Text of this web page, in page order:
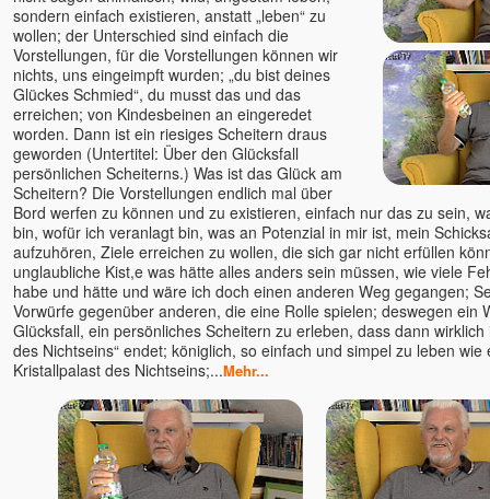
Rick Linchitz †
Robert Adams
Roland und Ludmilla /
Erleuchtungs-Kongresse
Romen Banerjee
Romeo Kovcin
Roland Engert
Ronny
Ruth Parama
Ryofu Pussel
Saajid
Sabina Witzel
Sabine Kroiß
Samarpan-Meditation
Samuel Hassan Hanna
Sascha A. Jaksic
Sathya Jens Marionette
Satyaa u. Pari
sondern einfach existieren, anstatt „leben“ zu
wollen; der Unterschied sind einfach die
Vorstellungen, für die Vorstellungen können wir
nichts, uns eingeimpft wurden; „du bist deines
Glückes Schmied“, du musst das und das
erreichen; von Kindesbeinen an eingeredet
worden. Dann ist ein riesiges Scheitern draus
geworden (Untertitel: Über den Glücksfall
persönlichen Scheiterns.) Was ist das Glück am
Scheitern? Die Vorstellungen endlich mal über
Bord werfen zu können und zu existieren, einfach nur das zu sein,
bin, wofür ich veranlagt bin, was an Potenzial in mir ist, mein
aufzuhören, Ziele erreichen zu wollen, die sich gar nicht erfüllen
unglaubliche Kist,e was hätte alles anders sein müssen, wie viele
habe und hätte und wäre ich doch einen anderen Weg gegangen;
Vorwürfe gegenüber anderen, die eine Rolle spielen; deswegen ein
Glücksfall, ein persönliches Scheitern zu erleben, dass dann wirklich
des Nichtseins“ endet; königlich, so einfach und simpel zu leben wie
Kristallpalast des Nichtseins;...Mehr...